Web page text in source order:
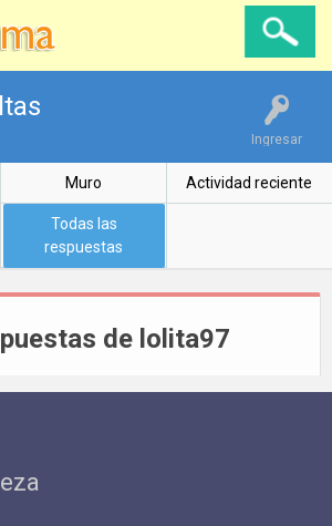
Ingresar
Muro Actividad reciente
Todas las
respuestas
de lolita97